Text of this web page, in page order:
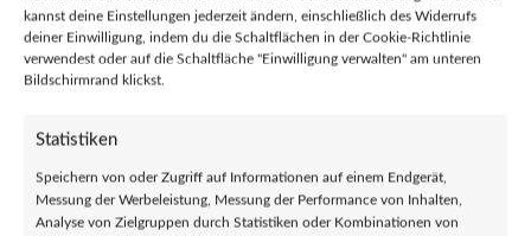
kannst deine Einstellungen jederzeit ändern, einschließlich des Widerrufs
deiner Einwilligung, indem du die Schaltflächen in der Cookie-Richtlinie
verwendest oder auf die Schaltfläche "Einwilligung verwalten" am unteren
Bildschirmrand klickst.
Statistiken
Speichern von oder Zugriff auf Informationen auf einem Endgerät,
Messung der Werbeleistung, Messung der Performance von Inhalten,
Analyse von Zielgruppen durch Statistiken oder Kombinationen von
Kategorie: Buttons
Schlagwort: Metalpin
Teilen:
Beschreibung
Tiefschwarzer Kaffee